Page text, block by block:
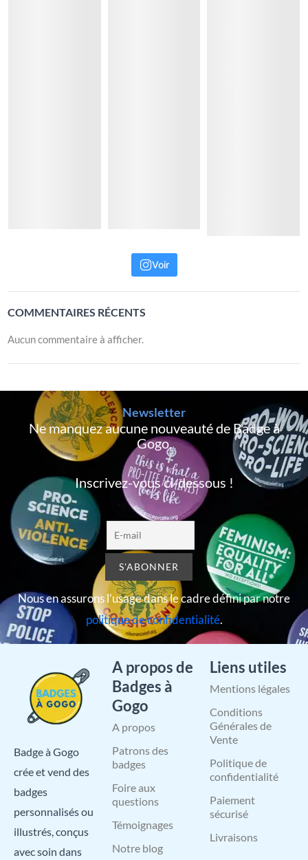
Voir
COMMENTAIRES RÉCENTS
Aucun commentaire à afficher.
Newsletter
Ne manquez aucune nouveauté de Badge à
Gogo,
Inscrivez-vous ci-dessous !
Nous en assurons l’usage dans le cadre défini par notre
politique de confidentialité.
Badge à Gogo
crée et vend des
badges
personnalisés ou
illustrés, conçus
avec soin dans
A propos de
Badges à
Gogo
A propos
Patrons des
badges
Foire aux
questions
Témoignages
Notre blog
Liens utiles
Mentions légales
Conditions
Générales de
Vente
Politique de
confidentialité
Paiement
sécurisé
Livraisons